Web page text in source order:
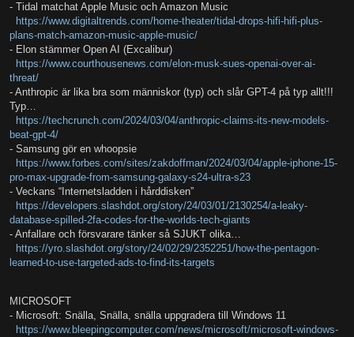
- Tidal matchat Apple Music och Amazon Music
https://www.digitaltrends.com/home-theater/tidal-drops-hifi-hifi-plus-
plans-match-amazon-music-apple-music/
- Elon stämmer Open AI (Excalibur)
https://www.courthousenews.com/elon-musk-sues-openai-over-ai-
threat/
- Anthropic är lika bra som människor (typ) och slår GPT-4 på typ allt!!!
Typ…
https://techcrunch.com/2024/03/04/anthropic-claims-its-new-models-
beat-gpt-4/
- Samsung gör en whoopsie
https://www.forbes.com/sites/zakdoffman/2024/03/04/apple-iphone-15-
pro-max-upgrade-from-samsung-galaxy-s24-ultra-s23
- Veckans “Internetsladden i hårddisken”
https://developers.slashdot.org/story/24/03/01/2130254/a-leaky-
database-spilled-2fa-codes-for-the-worlds-tech-giants
- Anfallare och försvarare tänker så SJUKT olika…
https://yro.slashdot.org/story/24/02/29/2352251/how-the-pentagon-
learned-to-use-targeted-ads-to-find-its-targets
MICROSOFT
- Microsoft: Snälla, Snälla, snälla uppgradera till Windows 11
https://www.bleepingcomputer.com/news/microsoft/microsoft-windows-